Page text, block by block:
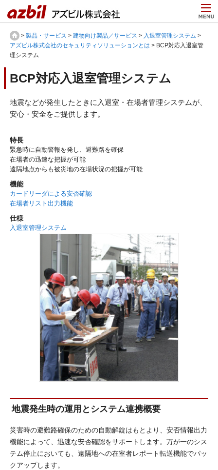
> 製品・サービス > 建物向け製品／サービス > 入退室管理システム >
アズビル株式会社のセキュリティソリューションとは > BCP対応入退室管
理システム
BCP対応入退室管理システム
地震などが発生したときに入退室・在場者管理システムが、
安心・安全をご提供します。
特長
緊急時に自動警報を発し、避難路を確保
在場者の迅速な把握が可能
遠隔地点からも被災地の在場状況の把握が可能
機能
カードリーダによる安否確認
在場者リスト出力機能
仕様
入退室管理システム
地震発生時の運用とシステム連携概要
災害時の避難路確保のための自動解錠はもとより、安否情報出力
機能によって、迅速な安否確認をサポートします。万が一のシス
テム停止においても、遠隔地への在室者レポート転送機能でパッ
クアップします。